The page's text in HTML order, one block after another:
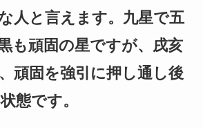
人と言えます。九星で五
も頑固の星ですが、戌亥
頑固を強引に押し通し後
態です。